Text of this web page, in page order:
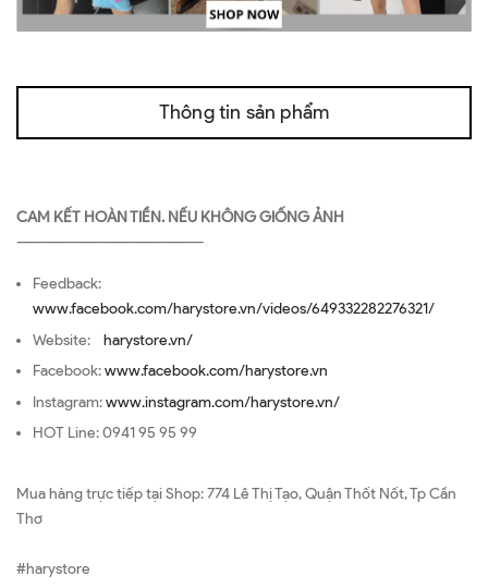
Thông tin sản phẩm
CAM KẾT HOÀN TIỀN. NẾU KHÔNG GIỐNG ẢNH
—————————————————
Feedback:
www.facebook.com/harystore.vn/videos/649332282276321/
Website: harystore.vn/
Facebook:www.facebook.com/harystore.vn
Instagram:www.instagram.com/harystore.vn/
HOT Line: 0941 95 95 99
Mua hàng trực tiếp tại Shop: 774 Lê Thị Tạo, Quận Thốt Nốt, Tp Cần
Thơ
#harystore